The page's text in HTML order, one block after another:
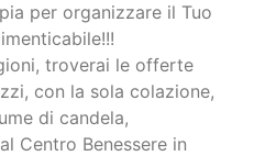
per organizzare il Tuo
troverai le offerte
con la sola colazione,
di candela,
Centro Benessere in